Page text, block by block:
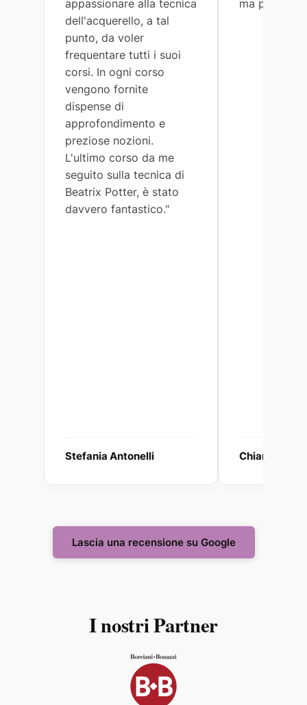
appassionare alla tecnica
dell'acquerello, a tal
punto, da voler
frequentare tutti i suoi
corsi. In ogni corso
vengono fornite
dispense di
approfondimento e
preziose nozioni.
L'ultimo corso da me
seguito sulla tecnica di
Beatrix Potter, è stato
davvero fantastico."
Stefania Antonelli
ma preciso."
Chiara
Lascia una recensione su Google
I nostri Partner